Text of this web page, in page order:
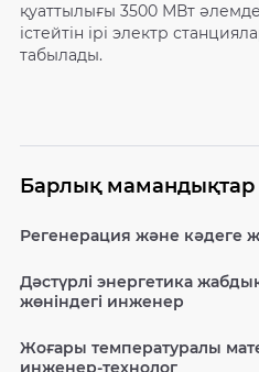
қуаттылығы 3500 МВт
істейтін ірі электр
табылады.
Барлық мамандықтар
Регенерация және кәдеге
Дәстүрлі энергетика
жөніндегі инженер
Жоғары температуралы
инженер-технолог